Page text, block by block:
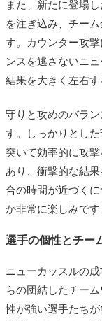
また、新たに登場
を注ぎ込み、チー
す。カウンター攻
ンスを逃さないニ
結果を大きく左右す
守りと攻めのバラ
す。しっかりとし
突いて効率的に攻
あり、衝撃的な結
合の時間が近づく
か非常に楽しみです
選手の個性とチー
ニューカッスルの
らの団結したチー
性が強い選手たち